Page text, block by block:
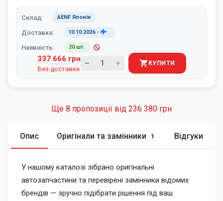
Склад: AENF Японія
Доставка: 10.10.2026-
Наявність: 20 шт.
337 666 грн
Без доставки
КУПИТИ
Ще 8 пропозиції від 236 380 грн
Опис Оригінали та замінники 1 Відгуки
У нашому каталозі зібрано оригінальні
автозапчастини та перевірені замінники відомих
брендів — зручно підібрати рішення під ваш